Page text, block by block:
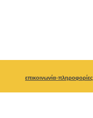
επικοινωνία-πληροφορίες